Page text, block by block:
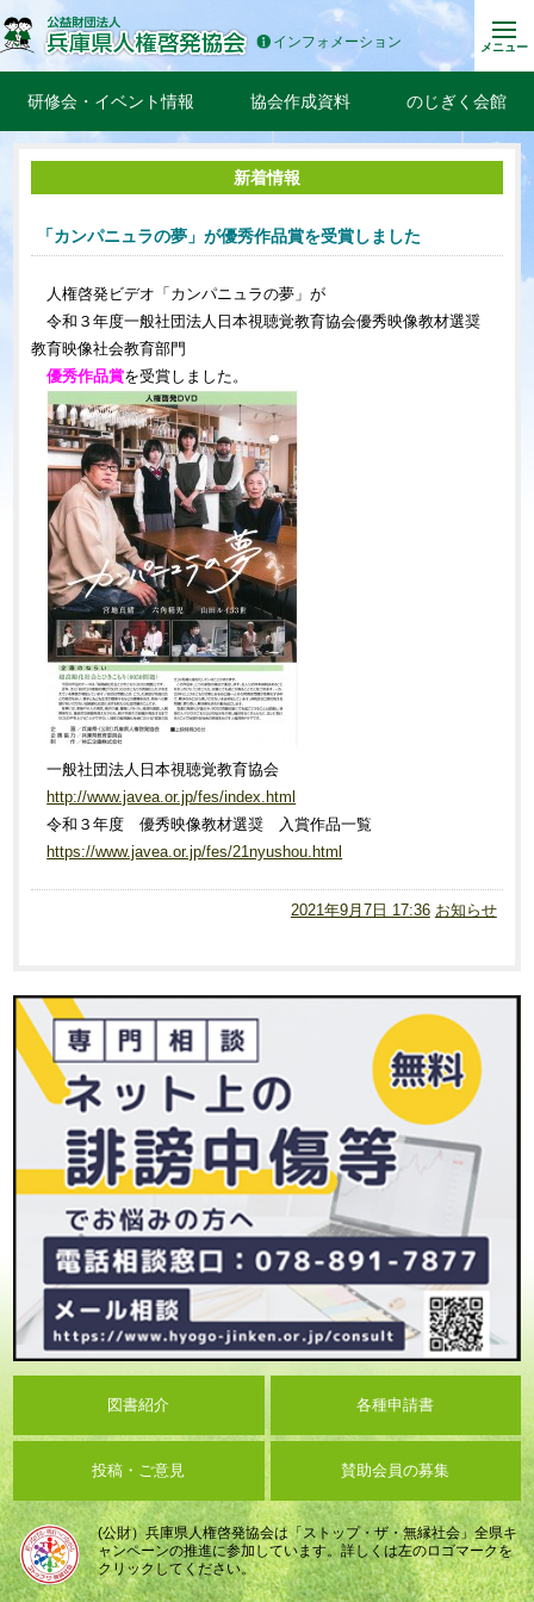
インフォメーション メニュー
研修会・イベント情報 協会作成資料 のじぎく会館
新着情報
「カンパニュラの夢」が優秀作品賞を受賞しました
人権啓発ビデオ「カンパニュラの夢」が
令和３年度一般社団法人日本視聴覚教育協会優秀映像教材選奨
教育映像社会教育部門
優秀作品賞を受賞しました。
一般社団法人日本視聴覚教育協会
http://www.javea.or.jp/fes/index.html
令和３年度 優秀映像教材選奨 入賞作品一覧
https://www.javea.or.jp/fes/21nyushou.html
2021年9月7日 17:36 お知らせ
図書紹介 各種申請書
投稿・ご意見 賛助会員の募集
(公財）兵庫県人権啓発協会は「ストップ・ザ・無縁社会」全県キ
ャンペーンの推進に参加しています。詳しくは左のロゴマークを
クリックしてください。